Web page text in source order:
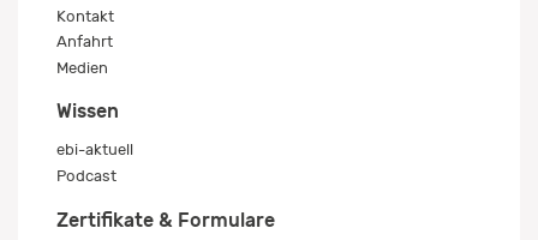
Kontakt
Anfahrt
Medien
Wissen
ebi-aktuell
Podcast
Zertifikate & Formulare